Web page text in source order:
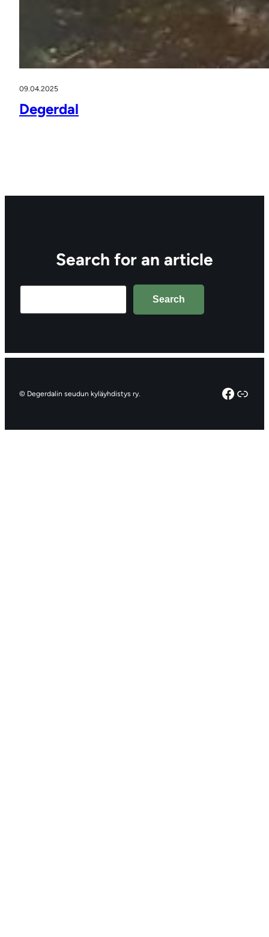
09.04.2025
Degerdal
Search for an article
Search
© Degerdalin seudun kyläyhdistys ry.